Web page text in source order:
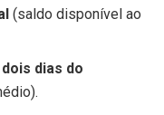
(saldo disponível ao
dias do